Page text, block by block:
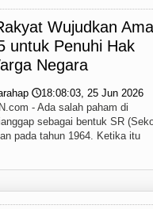
Wujudkan
untuk Penuhi Hak
Negara
🕔18:08:03, 25 Jun 2026
- Ada salah paham di
sebagai bentuk SR
pada tahun 1964. Ketika itu